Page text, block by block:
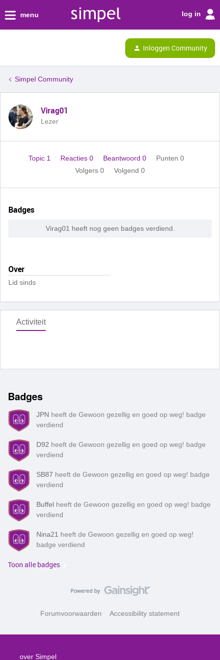
menu log in
Inloggen Community
Simpel Community
Virag01
Lezer
Topic 1 Reacties 0 Beantwoord 0
Punten 0
Volgers 0 Volgend 0
Badges
Virag01 heeft nog geen badges verdiend.
Over
Lid sinds
Activiteit
Badges
JPN heeft de Gewoon gezellig en goed op weg! badge
verdiend
D92 heeft de Gewoon gezellig en goed op weg! badge
verdiend
SB87 heeft de Gewoon gezellig en goed op weg! badge
verdiend
Buffel heeft de Gewoon gezellig en goed op weg! badge
verdiend
Nina21 heeft de Gewoon gezellig en goed op weg!
badge verdiend
Toon alle badges
Forumvoorwaarden Accessibility statement
over Simpel